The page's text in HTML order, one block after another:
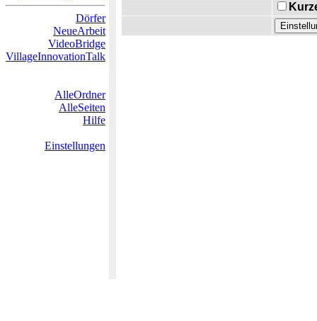
Dörfer
NeueArbeit
VideoBridge
VillageInnovationTalk
AlleOrdner
AlleSeiten
Hilfe
Einstellungen